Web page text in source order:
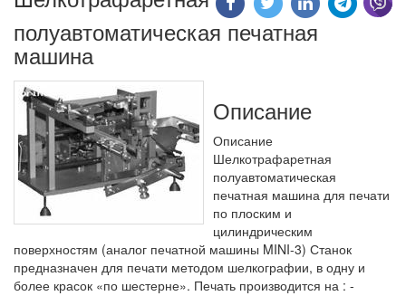
полуавтоматическая печатная
машина
Описание
Описание
Шелкотрафаретная
полуавтоматическая
печатная машина для печати
по плоским и
цилиндрическим
поверхностям (аналог печатной машины MINI-3) Станок
предназначен для печати методом шелкографии, в одну и
более красок «по шестерне». Печать производится на : -